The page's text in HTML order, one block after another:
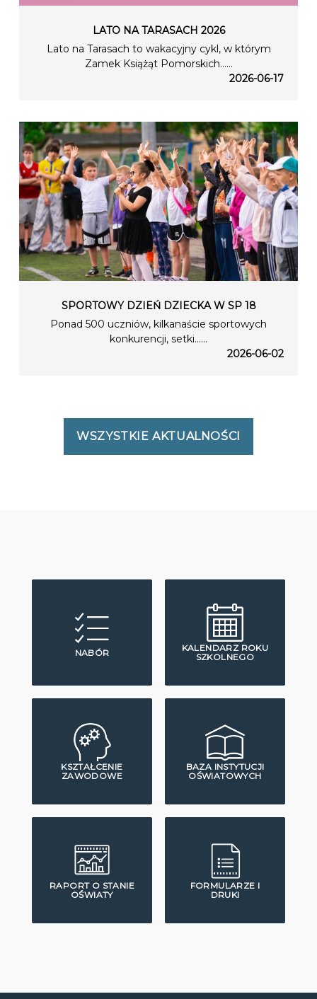
LATO NA TARASACH 2026
Lato na Tarasach to wakacyjny cykl, w którym
Zamek Książąt Pomorskich…...
2026-06-17
SPORTOWY DZIEŃ DZIECKA W SP 18
Ponad 500 uczniów, kilkanaście sportowych
konkurencji, setki…...
2026-06-02
WSZYSTKIE AKTUALNOŚCI
NABÓR
KALENDARZ ROKU
SZKOLNEGO
KSZTAŁCENIE
ZAWODOWE
BAZA INSTYTUCJI
OŚWIATOWYCH
RAPORT O STANIE
OŚWIATY
FORMULARZE I
DRUKI